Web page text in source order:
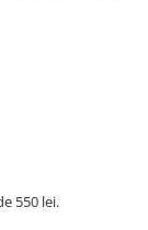
550 lei.